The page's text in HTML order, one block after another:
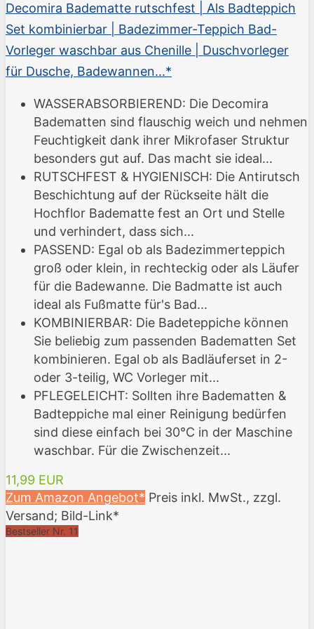
Decomira Badematte rutschfest | Als Badteppich
Set kombinierbar | Badezimmer-Teppich Bad-
Vorleger waschbar aus Chenille | Duschvorleger
für Dusche, Badewannen...*
WASSERABSORBIEREND: Die Decomira
Badematten sind flauschig weich und nehmen
Feuchtigkeit dank ihrer Mikrofaser Struktur
besonders gut auf. Das macht sie ideal...
RUTSCHFEST & HYGIENISCH: Die Antirutsch
Beschichtung auf der Rückseite hält die
Hochflor Badematte fest an Ort und Stelle
und verhindert, dass sich...
PASSEND: Egal ob als Badezimmerteppich
groß oder klein, in rechteckig oder als Läufer
für die Badewanne. Die Badmatte ist auch
ideal als Fußmatte für's Bad...
KOMBINIERBAR: Die Badeteppiche können
Sie beliebig zum passenden Badematten Set
kombinieren. Egal ob als Badläuferset in 2-
oder 3-teilig, WC Vorleger mit...
PFLEGELEICHT: Sollten ihre Badematten &
Badteppiche mal einer Reinigung bedürfen
sind diese einfach bei 30°C in der Maschine
waschbar. Für die Zwischenzeit...
11,99 EUR
Zum Amazon Angebot* Preis inkl. MwSt., zzgl.
Versand; Bild-Link*
Bestseller Nr. 11